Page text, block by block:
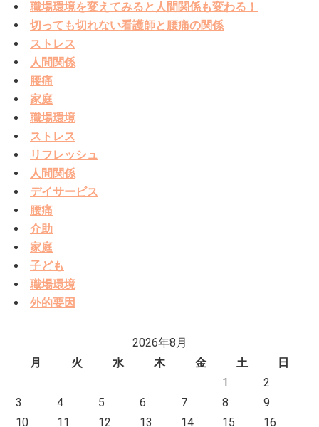
職場環境を変えてみると人間関係も変わる！
切っても切れない看護師と腰痛の関係
ストレス
人間関係
腰痛
家庭
職場環境
ストレス
リフレッシュ
人間関係
デイサービス
腰痛
介助
家庭
子ども
職場環境
外的要因
2026年8月
月
火 水 木 金 土
日
1
2
3
4 5 6 7 8
9
10
11 12 13 14 15
16